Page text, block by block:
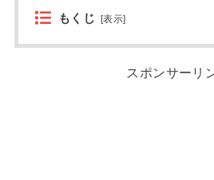
もくじ [表示]
スポンサーリ